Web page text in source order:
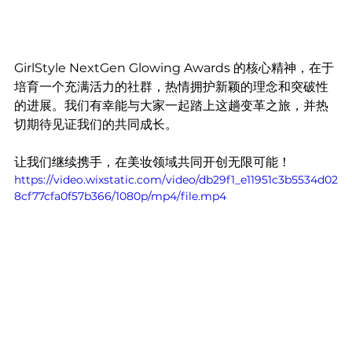
GirlStyle NextGen Glowing Awards 的核心精神，在于
培育一个充满活力的社群，热情拥护新颖的理念和突破性
的进展。我们有幸能与大家一起踏上这趟变革之旅，并热
切期待见证我们的共同成长。
让我们继续携手，在美妆领域共同开创无限可能！
https://video.wixstatic.com/video/db29f1_e11951c3b5534d02
8cf77cfa0f57b366/1080p/mp4/file.mp4